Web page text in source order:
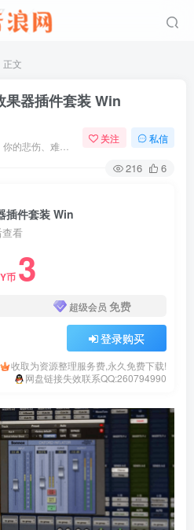
正文
器插件套装 Win
关注 私信
216 6
件套装 Win
看
Y币 3
超级会员 免费
登录购买
收取为资源整理服务费,永久免费下载!
网盘链接失效联系QQ:260794990